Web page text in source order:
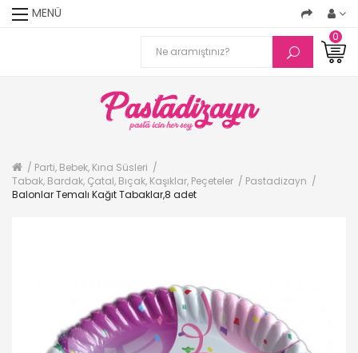
MENÜ
0
Parti, Bebek, Kına Süsleri
Tabak, Bardak, Çatal, Bıçak, Kaşıklar, Peçeteler
Pastadizayn
Balonlar Temalı Kağıt Tabaklar,8 adet